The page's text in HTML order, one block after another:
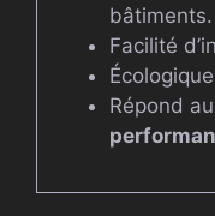
bâtiments.
Facilité
Répond